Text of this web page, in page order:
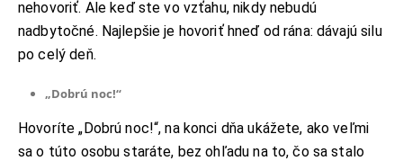
nehovoriť. Ale keď ste vo vzťahu, nikdy nebudú
nadbytočné. Najlepšie je hovoriť hneď od rána: dávajú silu
po celý deň.
„Dobrú noc!“
Hovoríte „Dobrú noc!“, na konci dňa ukážete, ako veľmi
sa o túto osobu staráte, bez ohľadu na to, čo sa stalo